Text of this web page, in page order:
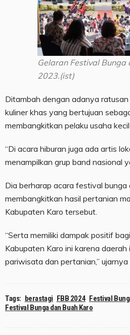
Gelaran Festival Bunga
2023.(ist)
Ditambah dengan adanya
kuliner khas yang bertujuan
membangkitkan pelaku usaha
“Di acara hiburan juga ada artis
menampilkan grup band nasional
Dia berharap acara festival bunga
membangkitkan hasil pertanian
Kabupaten Karo tersebut.
“Serta memiliki dampak positif
Kabupaten Karo ini karena
pariwisata dan pertanian,”
Tags: berastagi FBB 2024 Festival
Festival Bunga dan Buah Karo